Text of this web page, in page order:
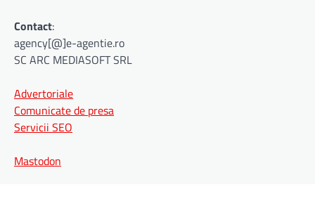
Contact:
agency[@]e-agentie.ro
SC ARC MEDIASOFT SRL
Advertoriale
Comunicate de presa
Servicii SEO
Mastodon